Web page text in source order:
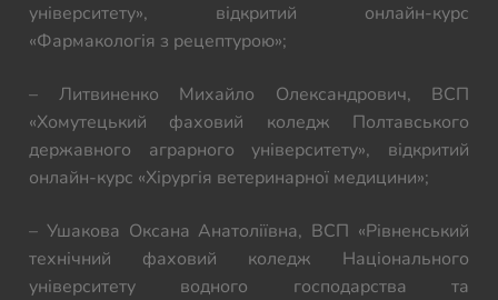
університету», відкритий онлайн-курс
«Фармакологія з рецептурою»;
– Литвиненко Михайло Олександрович, ВСП
«Хомутецький фаховий коледж Полтавського
державного аграрного університету», відкритий
онлайн-курс «Хірургія ветеринарної медицини»;
– Ушакова Оксана Анатоліївна, ВСП «Рівненський
технічний фаховий коледж Національного
університету водного господарства та